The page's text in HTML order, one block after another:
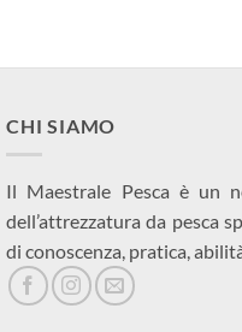
CHI SIAMO
Il Maestrale Pesca è un
dell’attrezzatura da pesca
di conoscenza, pratica,